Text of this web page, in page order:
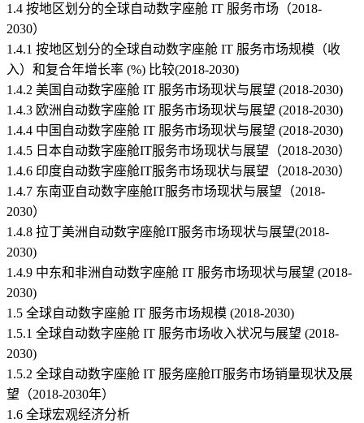
1.4 按地区划分的全球自动数字座舱 IT 服务市场（2018-
2030）
1.4.1 按地区划分的全球自动数字座舱 IT 服务市场规模（收
入）和复合年增长率 (%) 比较(2018-2030)
1.4.2 美国自动数字座舱 IT 服务市场现状与展望 (2018-2030)
1.4.3 欧洲自动数字座舱 IT 服务市场现状与展望 (2018-2030)
1.4.4 中国自动数字座舱 IT 服务市场现状与展望 (2018-2030)
1.4.5 日本自动数字座舱IT服务市场现状与展望（2018-2030）
1.4.6 印度自动数字座舱IT服务市场现状与展望（2018-2030）
1.4.7 东南亚自动数字座舱IT服务市场现状与展望（2018-
2030）
1.4.8 拉丁美洲自动数字座舱IT服务市场现状与展望(2018-
2030)
1.4.9 中东和非洲自动数字座舱 IT 服务市场现状与展望 (2018-
2030)
1.5 全球自动数字座舱 IT 服务市场规模 (2018-2030)
1.5.1 全球自动数字座舱 IT 服务市场收入状况与展望 (2018-
2030)
1.5.2 全球自动数字座舱 IT 服务座舱IT服务市场销量现状及展
望（2018-2030年）
1.6 全球宏观经济分析